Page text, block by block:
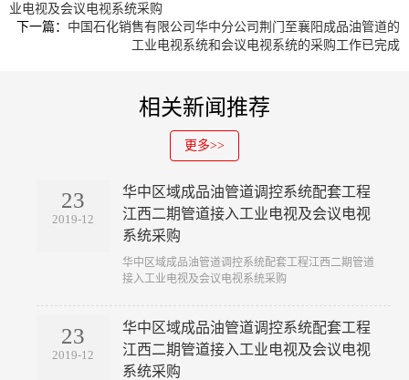
业电视及会议电视系统采购
下一篇： 中国石化销售有限公司华中分公司荆门至襄阳成品油管道的
工业电视系统和会议电视系统的采购工作已完成
相关新闻推荐
更多>>
23
2019-12
华中区域成品油管道调控系统配套工程
江西二期管道接入工业电视及会议电视
系统采购
​华中区域成品油管道调控系统配套工程江西二期管道
接入工业电视及会议电视系统采购
23
2019-12
华中区域成品油管道调控系统配套工程
江西二期管道接入工业电视及会议电视
系统采购